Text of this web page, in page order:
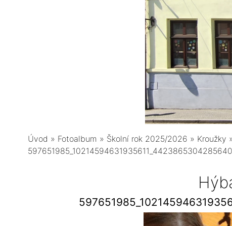
Úvod » Fotoalbum » Školní rok 2025/2026 » Kroužky